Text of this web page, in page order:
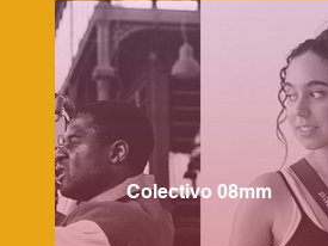
Colectivo 08mm